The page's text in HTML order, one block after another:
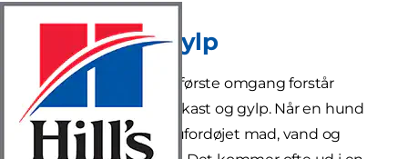
Opkast vs. gylp
Det er vigtigt, at du i første omgang forstår
forskellen mellem opkast og gylp. Når en hund
gylper, er det typisk ufordøjet mad, vand og